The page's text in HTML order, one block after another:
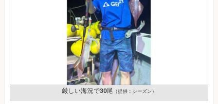
厳しい海況で30尾 （提供：シーズン）